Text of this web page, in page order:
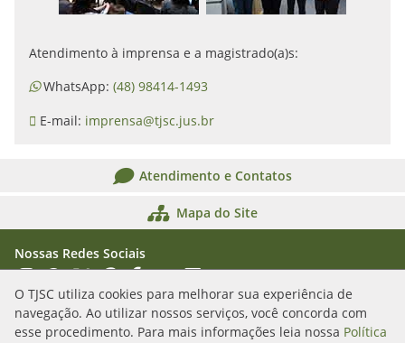
O TJSC utiliza cookies para melhorar sua experiência de
navegação. Ao utilizar nossos serviços, você concorda com
esse procedimento. Para mais informações leia nossa Política
Atendimento à imprensa e a magistrado(a)s:
WhatsApp: (48) 98414-1493
E-mail: imprensa@tjsc.jus.br
Atendimento e Contatos
Mapa do Site
Nossas Redes Sociais
Acessar Instagram
Acessar WhatsApp
Acessar XAcessar Threads
Acessar Facebook
Acessar YouTube
Acessar Flickr
Acessar SoundCloud
Rua Álvaro Millen da Silveira, n. 208